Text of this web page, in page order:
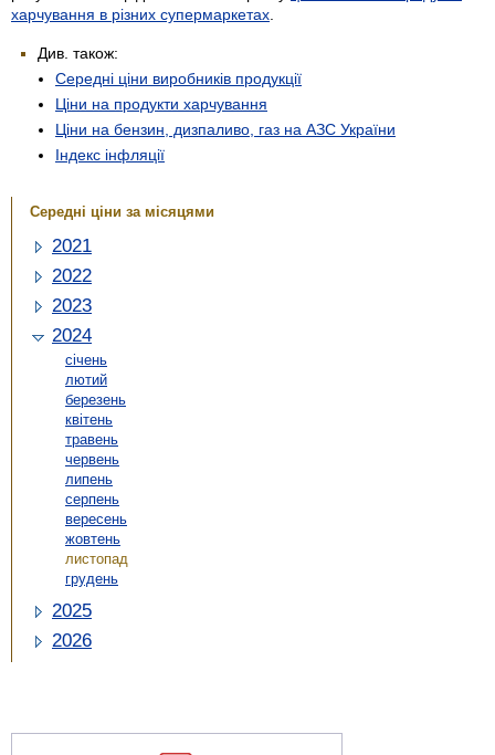
харчування в різних супермаркетах
Див. також:
Середні ціни виробників продукції
Ціни на продукти харчування
Ціни на бензин, дизпаливо, газ на АЗС України
Індекс інфляції
Середні ціни за місяцями
2021
2022
2023
2024
січень
лютий
березень
квітень
травень
червень
липень
серпень
вересень
жовтень
листопад
грудень
2025
2026